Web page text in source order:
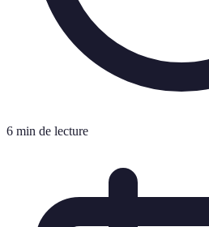
6 min de lecture